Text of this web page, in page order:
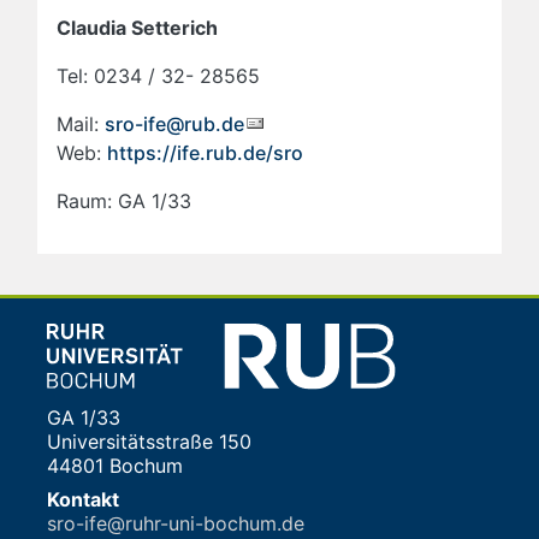
Claudia Setterich
Tel: 0234 / 32- 28565
Mail: sro-ife@rub.de
Web: https://ife.rub.de/sro
Raum: GA 1/33
GA 1/33
Universitätsstraße 150
44801 Bochum
Kontakt
sro-ife@ruhr-uni-bochum.de